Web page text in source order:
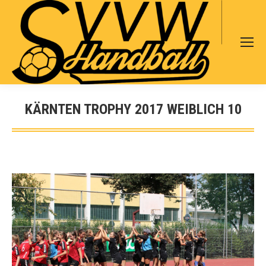
Search:
KÄRNTEN TROPHY 2017 WEIBLICH 10
Sie befinden sich hier: